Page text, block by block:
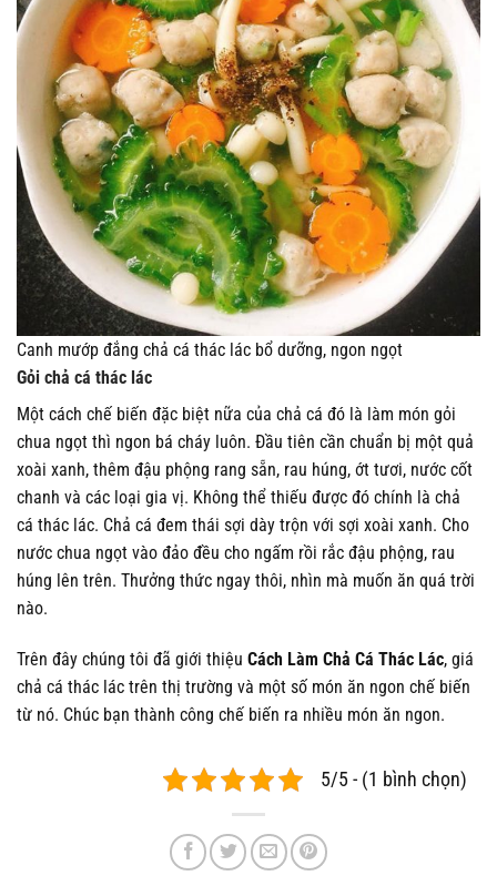
Canh mướp đắng chả cá thác lác bổ dưỡng, ngon ngọt
Gỏi chả cá thác lác
Một cách chế biến đặc biệt nữa của chả cá đó là làm món gỏi
chua ngọt thì ngon bá cháy luôn. Đầu tiên cần chuẩn bị một quả
xoài xanh, thêm đậu phộng rang sẵn, rau húng, ớt tươi, nước cốt
chanh và các loại gia vị. Không thể thiếu được đó chính là chả
cá thác lác. Chả cá đem thái sợi dày trộn với sợi xoài xanh. Cho
nước chua ngọt vào đảo đều cho ngấm rồi rắc đậu phộng, rau
húng lên trên. Thưởng thức ngay thôi, nhìn mà muốn ăn quá trời
nào.
Trên đây chúng tôi đã giới thiệu Cách Làm Chả Cá Thác Lác, giá
chả cá thác lác trên thị trường và một số món ăn ngon chế biến
từ nó. Chúc bạn thành công chế biến ra nhiều món ăn ngon.
5/5 - (1 bình chọn)